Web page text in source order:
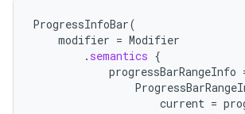
ProgressInfoBar(
modifier = Modifier
. semantics {
progressBarRangeInfo
current =